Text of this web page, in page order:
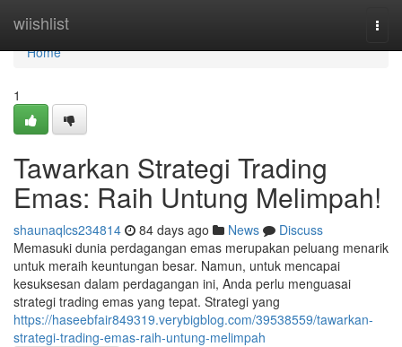
wiishlist
Home
Home
1
Tawarkan Strategi Trading
Emas: Raih Untung Melimpah!
shaunaqlcs234814 84 days ago News
Discuss
Memasuki dunia perdagangan emas merupakan peluang menarik
untuk meraih keuntungan besar. Namun, untuk mencapai
kesuksesan dalam perdagangan ini, Anda perlu menguasai
strategi trading emas yang tepat. Strategi yang
https://haseebfair849319.verybigblog.com/39538559/tawarkan-
strategi-trading-emas-raih-untung-melimpah